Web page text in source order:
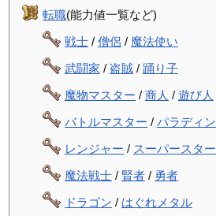
転職(能力値一覧など)
戦士 /僧侶 / 魔法使い
武闘家 / 盗賊 / 踊り子
魔物マスター /商人 /遊び人
バトルマスター /パラディン
レンジャー / スーパースター
魔法戦士 / 賢者 / 勇者
ドラゴン / はぐれメタル